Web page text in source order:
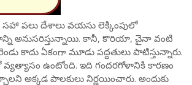
సహా పలు దేశాలు వయసు లెక్కింపులో
అనుసరిస్తున్నాయి. కానీ, కొరియా, చైనా వంటి
కాదు ఏకంగా మూడు పద్దతులు పాటిస్తున్నారు.
ఉంటోంది. ఇది గందరగోళానికి కారణం
అక్కడ పాలకులు నిర్ణయించారు. అందుకు